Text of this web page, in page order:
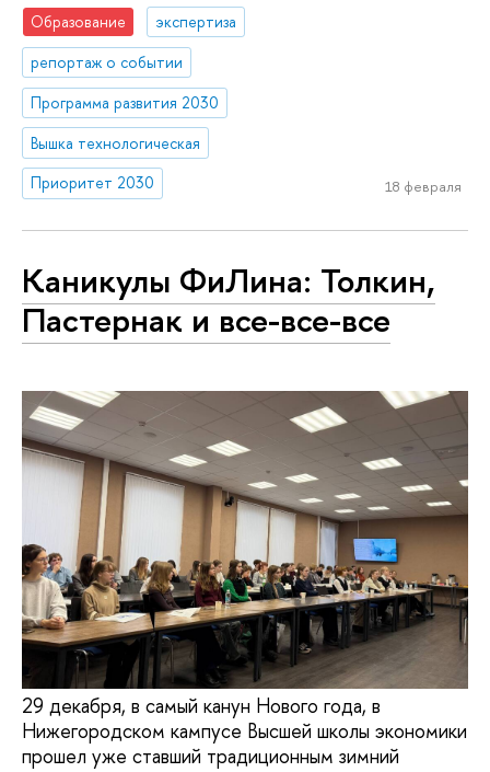
Образование
экспертиза
репортаж о событии
Программа развития 2030
Вышка технологическая
Приоритет 2030
18 февраля
Каникулы ФиЛина: Толкин,
Пастернак и все-все-все
29 декабря, в самый канун Нового года, в
Нижегородском кампусе Высшей школы экономики
прошел уже ставший традиционным зимний